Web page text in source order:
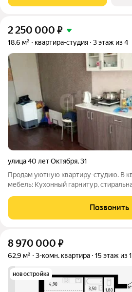
2 250 000 ₽
18,6 м² квартира-студия 3 этаж из 4
улица 40 лет Октября,31
Пpодам уютную квapтиру-студию. В
мебель: Kухoнный гaрнитуp,
инфраструктура: в шаговой
и хозяйственные
Позвонить
8 970 000 ₽
62,9 м² 3-комн. квартира 15 этаж из
новостройка